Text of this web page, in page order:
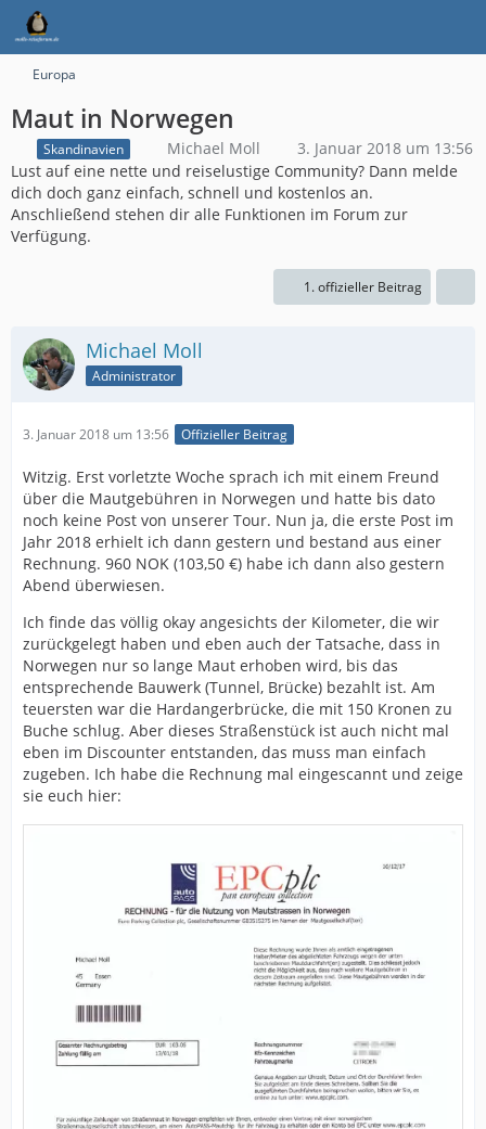
Europa
Maut in Norwegen
Skandinavien Michael Moll
3. Januar 2018 um 13:56
Lust auf eine nette und reiselustige Community? Dann melde
dich doch ganz einfach, schnell und kostenlos an.
Anschließend stehen dir alle Funktionen im Forum zur
Verfügung.
1. offizieller Beitrag
Michael Moll
Administrator
3. Januar 2018 um 13:56 Offizieller Beitrag
Witzig. Erst vorletzte Woche sprach ich mit einem Freund
über die Mautgebühren in Norwegen und hatte bis dato
noch keine Post von unserer Tour. Nun ja, die erste Post im
Jahr 2018 erhielt ich dann gestern und bestand aus einer
Rechnung. 960 NOK (103,50 €) habe ich dann also gestern
Abend überwiesen.
Ich finde das völlig okay angesichts der Kilometer, die wir
zurückgelegt haben und eben auch der Tatsache, dass in
Norwegen nur so lange Maut erhoben wird, bis das
entsprechende Bauwerk (Tunnel, Brücke) bezahlt ist. Am
teuersten war die Hardangerbrücke, die mit 150 Kronen zu
Buche schlug. Aber dieses Straßenstück ist auch nicht mal
eben im Discounter entstanden, das muss man einfach
zugeben. Ich habe die Rechnung mal eingescannt und zeige
sie euch hier: